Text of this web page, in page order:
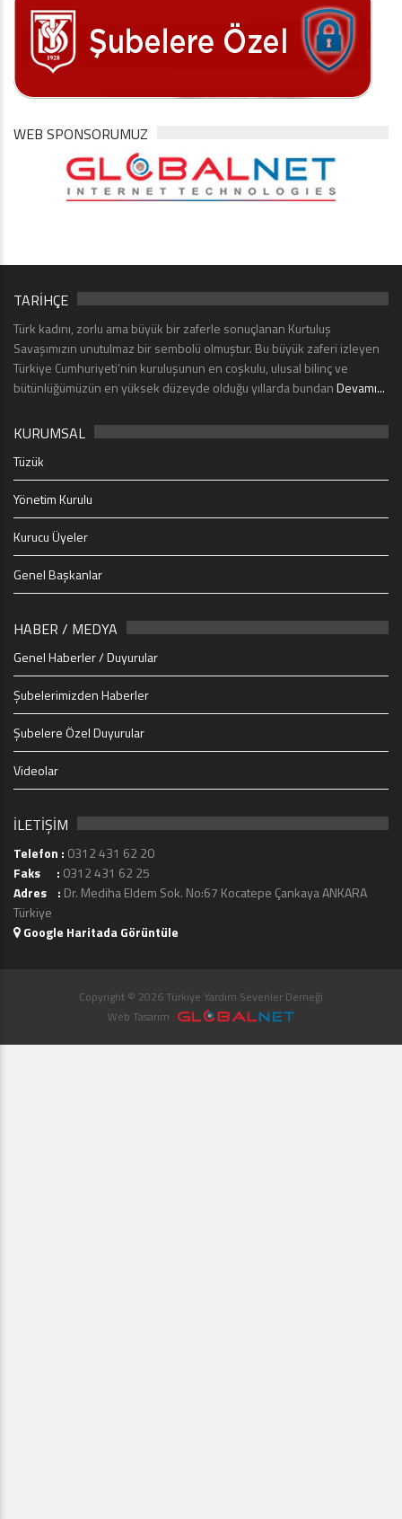
WEB SPONSORUMUZ
TARİHÇE
Türk kadını, zorlu ama büyük bir zaferle sonuçlanan Kurtuluş
Savaşımızın unutulmaz bir sembolü olmuştur. Bu büyük zaferi izleyen
Türkiye Cumhuriyeti’nin kuruluşunun en coşkulu, ulusal bilinç ve
bütünlüğümüzün en yüksek düzeyde olduğu yıllarda bundanDevamı...
KURUMSAL
Tüzük
Yönetim Kurulu
Kurucu Üyeler
Genel Başkanlar
HABER / MEDYA
Genel Haberler / Duyurular
Şubelerimizden Haberler
Şubelere Özel Duyurular
Videolar
İLETİŞİM
Telefon : 0312 431 62 20
Faks : 0312 431 62 25
Adres : Dr. Mediha Eldem Sok. No:67 Kocatepe Çankaya ANKARA
Türkiye
Google Haritada Görüntüle
Copyright © 2026 Türkiye Yardım Sevenler Derneği
Web Tasarım :